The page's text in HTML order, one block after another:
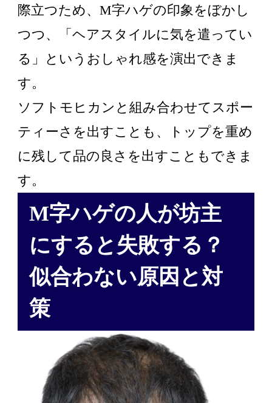
際立つため、M字ハゲの印象をぼかし
つつ、「ヘアスタイルに気を遣ってい
る」というおしゃれ感を演出できま
す。
ソフトモヒカンと組み合わせてスポー
ティーさを出すことも、トップを重め
に残して品の良さを出すこともできま
す。
M字ハゲの人が坊主
にすると失敗する？
似合わない原因と対
策